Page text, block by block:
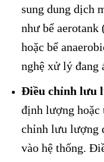
sung dung dịch
như bể
hoặc bể
nghệ xử lý đang
Điều chỉnh lưu
định lượng hoặc
chỉnh lưu lượng
vào hệ thống.